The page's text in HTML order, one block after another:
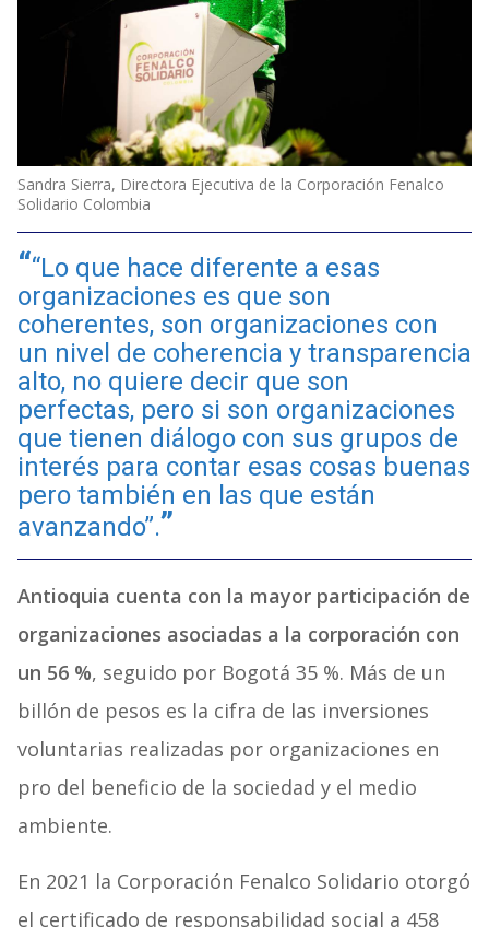
Sandra Sierra, Directora Ejecutiva de la Corporación Fenalco
Solidario Colombia
“Lo que hace diferente a esas
organizaciones es que son
coherentes, son organizaciones con
un nivel de coherencia y transparencia
alto, no quiere decir que son
perfectas, pero si son organizaciones
que tienen diálogo con sus grupos de
interés para contar esas cosas buenas
pero también en las que están
avanzando”.
Antioquia cuenta con la mayor participación de
organizaciones asociadas a la corporación con
un 56 %, seguido por Bogotá 35 %. Más de un
billón de pesos es la cifra de las inversiones
voluntarias realizadas por organizaciones en
pro del beneficio de la sociedad y el medio
ambiente.
En 2021 la Corporación Fenalco Solidario otorgó
el certificado de responsabilidad social a 458